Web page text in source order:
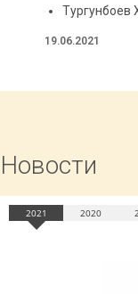
Тургунбоев
19.06.2021
Новости
2021 2020